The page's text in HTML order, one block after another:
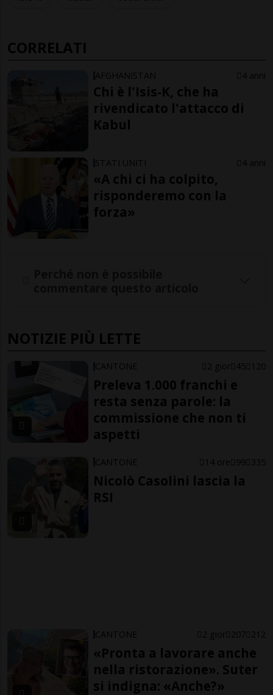
CORRELATI
AFGHANISTAN 4 anni
Chi è l'Isis-K, che ha
rivendicato l'attacco di
Kabul
STATI UNITI 4 anni
«A chi ci ha colpito,
risponderemo con la
forza»
NOTIZIE PIÙ LETTE
CANTONE 2 gior 45 120
Preleva 1.000 franchi e
resta senza parole: la
commissione che non ti
aspetti
CANTONE 14 ore 99 335
Nicolò Casolini lascia la
RSI
CANTONE 2 gior 207 212
«Pronta a lavorare anche
nella ristorazione». Suter
si indigna: «Anche?»